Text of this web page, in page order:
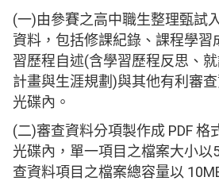
(一)由參賽之高中職生整理甄試
資料，包括修課紀錄、課程學習
習歷程自述(含學習歷程反思、
計畫與生涯規劃)與其他有利審
光碟內。
(二)審查資料分項製作成 PDF 格
光碟內，單一項目之檔案大小以
查資料項目之檔案總容量以